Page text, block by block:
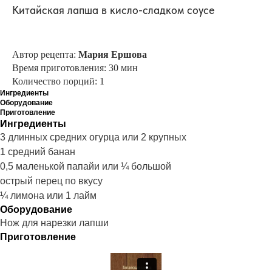
Китайская лапша в кисло-сладком соусе
Автор рецепта: Мария Ершова
Время приготовления: 30 мин
Количество порций: 1
Ингредиенты
Оборудование
Приготовление
Ингредиенты
3 длинных средних огурца или 2 крупных
1 средний банан
0,5 маленькой папайи или ¼ большой
острый перец по вкусу
¼ лимона или 1 лайм
Оборудование
Нож для нарезки лапши
Приготовление